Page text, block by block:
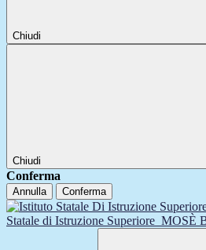
Chiudi
Chiudi
Conferma
Annulla Conferma
Statale di Istruzione Superiore MOSÈ